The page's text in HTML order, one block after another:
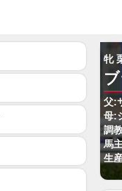
牝
父:
母:
調
馬
生